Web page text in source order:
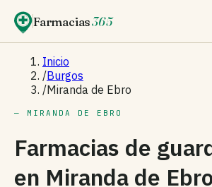
Farmacias365
Inicio
/Burgos
/Miranda de Ebro
— MIRANDA DE EBRO
Farmacias de
en Miranda de